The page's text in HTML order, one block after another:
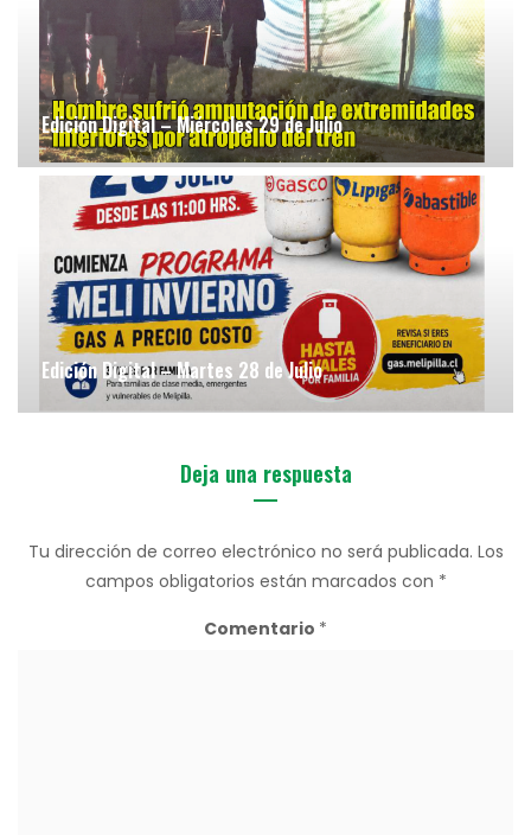
Edición Digital – Miércoles 29 de Julio
Edición Digital – Martes 28 de Julio
Deja una respuesta
Tu dirección de correo electrónico no será publicada. Los
campos obligatorios están marcados con *
Comentario *